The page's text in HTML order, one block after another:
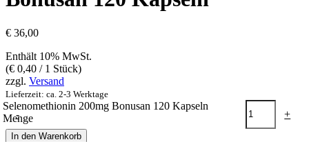
€ 36,00
Enthält 10% MwSt.
(€ 0,40 / 1 Stück)
zzgl. Versand
Lieferzeit: ca. 2-3 Werktage
-
Selenomethionin 200mg Bonusan 120 Kapseln
Menge
+
In den Warenkorb